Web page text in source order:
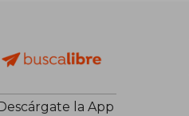
la App